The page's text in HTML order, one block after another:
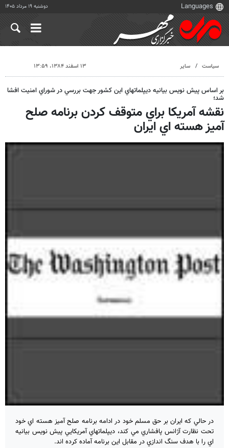
دوشنبه ۱۹ مرداد ۱۴۰۵
سیاست سایر ۱۳ اسفند ۱۳۸۴، ۱۳:۵۹
بر اساس پيش نويس بيانيه ديپلماتهاي اين كشور جهت بررسي در شوراي امنيت افشا
شد؛
نقشه آمريكا براي متوقف كردن برنامه صلح
آميز هسته اي ايران
در حالي كه ايران بر حق مسلم خود در ادامه برنامه صلح آميز هسته اي خود
تحت نظارت آژانس پافشاري مي كند، ديپلماتهاي آمريكايي پيش نويس بيانيه
اي را با هدف سنگ اندازي در مقابل اين برنامه آماده كرده اند.